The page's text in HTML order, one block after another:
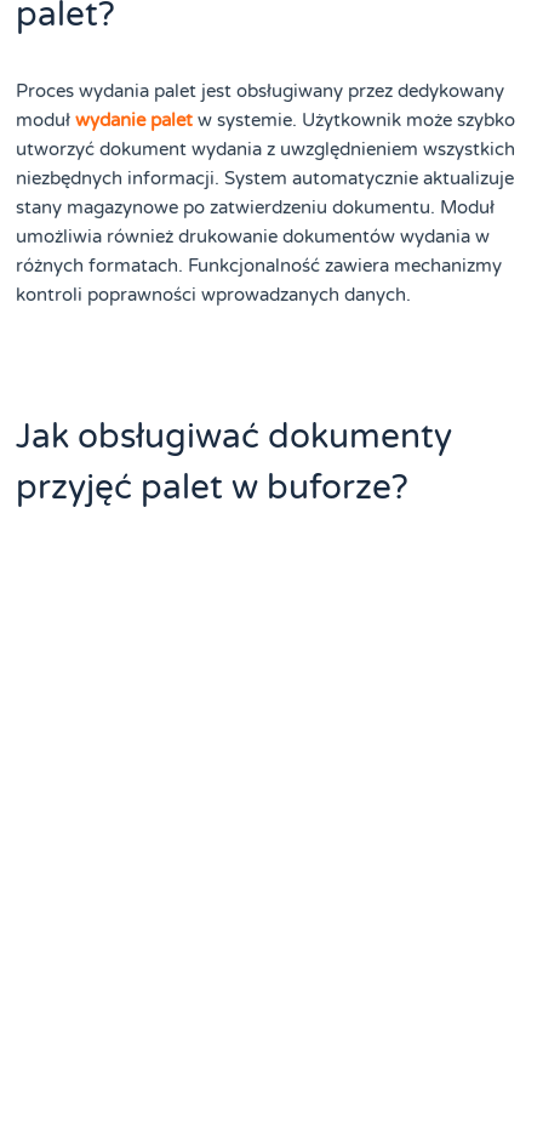
palet?
Proces wydania palet jest obsługiwany przez dedykowany
modułwydanie palet w systemie. Użytkownik może szybko
utworzyć dokument wydania z uwzględnieniem wszystkich
niezbędnych informacji. System automatycznie aktualizuje
stany magazynowe po zatwierdzeniu dokumentu. Moduł
umożliwia również drukowanie dokumentów wydania w
różnych formatach. Funkcjonalność zawiera mechanizmy
kontroli poprawności wprowadzanych danych.
Jak obsługiwać dokumenty
przyjęć palet w buforze?